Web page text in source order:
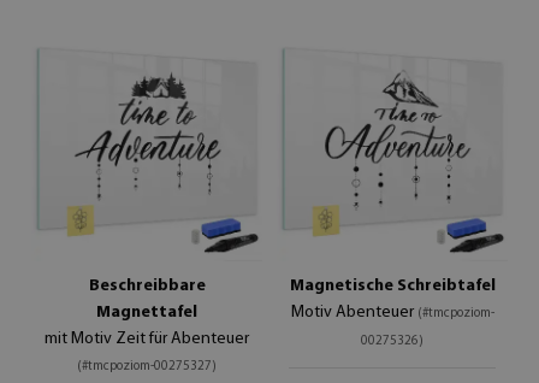
Beschreibbare
Magnettafel
mit Motiv Zeit für Abenteuer
(#tmcpoziom-00275327)
Magnetische Schreibtafel
Motiv Abenteuer (#tmcpoziom-
00275326)